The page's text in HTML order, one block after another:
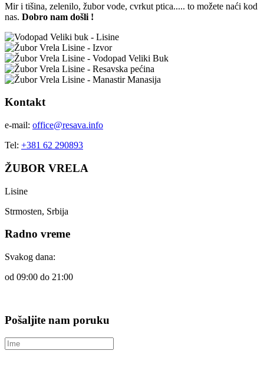
Mir i tišina, zelenilo, žubor vode, cvrkut ptica..... to možete naći kod
nas. Dobro nam došli !
Kontakt
e-mail: office@resava.info
Tel: +381 62 290893
ŽUBOR VRELA
Lisine
Strmosten, Srbija
Radno vreme
Svakog dana:
od 09:00 do 21:00
Pošaljite nam poruku